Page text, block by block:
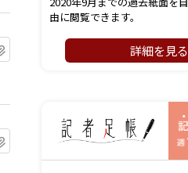
マイクリップに追加
マイクリップに追加
由に閲覧できます。
詳細を見る